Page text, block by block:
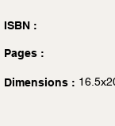
ISBN :
Pages :
Dimensions :